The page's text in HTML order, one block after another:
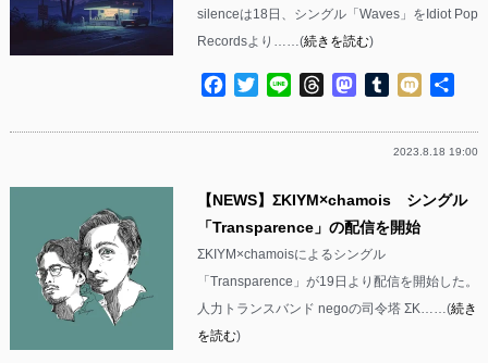
silenceは18日、シングル「Waves」をIdiot Pop
Recordsより……(続きを読む)
Facebook
TwitterLine ThreadsMastodon
Tumblr
Mixi
2023.8.18 19:00
【NEWS】ΣKIYM×chamois シングル
「Transparence」の配信を開始
ΣKIYM×chamoisによるシングル
「Transparence」が19日より配信を開始した。
人力トランスバンド negoの司令塔 ΣK……(続き
を読む)